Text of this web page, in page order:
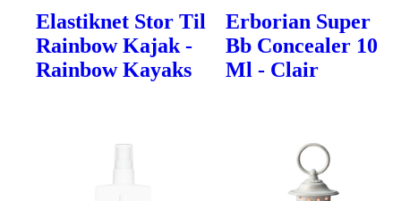
Elastiknet Stor Til
Rainbow Kajak -
Rainbow Kayaks
Erborian Super
Bb Concealer 10
Ml - Clair